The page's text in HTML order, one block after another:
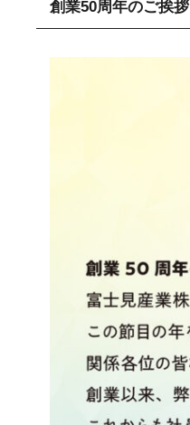
創業50周年のご挨拶